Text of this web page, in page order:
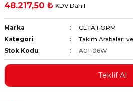
ve Multimetreler
ve Penseler
48.217,50 ₺ KDV Dahil
Marka
CETA FORM
Kategori
Takım Arabaları
Stok Kodu
A01-06W
Teklif Al